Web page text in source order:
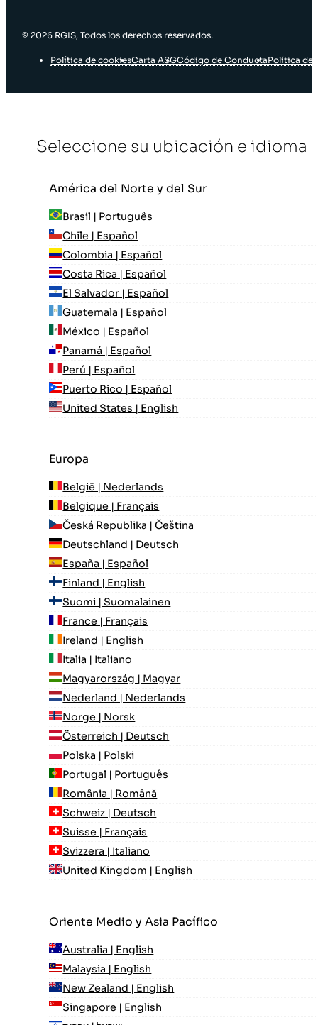
© 2026 RGIS, Todos los derechos reservados.
Política de cookiesCarta ASGCódigo de ConductaPolítica de
Seleccione su ubicación e idioma
América del Norte y del Sur
Brasil | Português
Chile | Español
Colombia | Español
Costa Rica | Español
El Salvador | Español
Guatemala | Español
México | Español
Panamá | Español
Perú | Español
Puerto Rico | Español
United States | English
Europa
België | Nederlands
Belgique | Français
Česká Republika | Čeština
Deutschland | Deutsch
España | Español
Finland | English
Suomi | Suomalainen
France | Français
Ireland | English
Italia | Italiano
Magyarország | Magyar
Nederland | Nederlands
Norge | Norsk
Österreich | Deutsch
Polska | Polski
Portugal | Português
România | Română
Schweiz | Deutsch
Suisse | Français
Svizzera | Italiano
United Kingdom | English
Oriente Medio y Asia Pacífico
Australia | English
Malaysia | English
New Zealand | English
Singapore | English